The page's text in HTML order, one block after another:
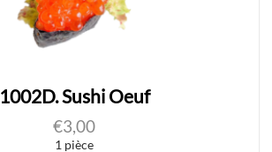
1002D. Sushi Oeuf
€3,00
1 pièce